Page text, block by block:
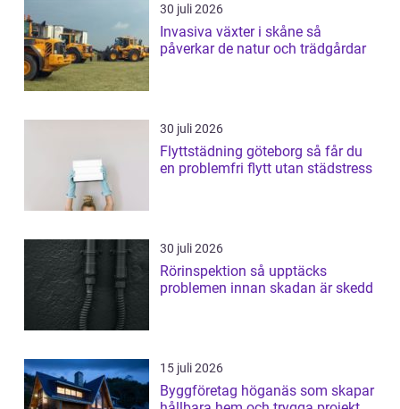
30 juli 2026
Invasiva växter i skåne så
påverkar de natur och trädgårdar
30 juli 2026
Flyttstädning göteborg så får du
en problemfri flytt utan städstress
30 juli 2026
Rörinspektion så upptäcks
problemen innan skadan är skedd
15 juli 2026
Byggföretag höganäs som skapar